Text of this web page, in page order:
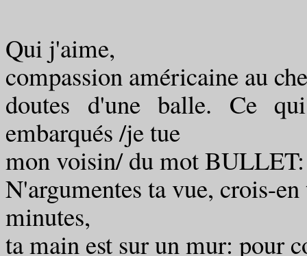
Qui j'aime,
compassion américaine au
doutes d'une balle. Ce
embarqués /je tue
mon voisin/ du mot
N'argumentes ta vue, crois-
minutes,
ta main est sur un mur: pour